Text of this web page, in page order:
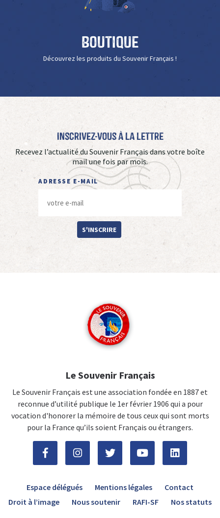
Boutique
Découvrez les produits du Souvenir Français !
Inscrivez-vous à La Lettre
Recevez l’actualité du Souvenir Français dans votre boîte
mail une fois par mois.
ADRESSE E-MAIL
S'INSCRIRE
Le Souvenir Français
Le Souvenir Français est une association fondée en 1887 et
reconnue d’utilité publique le 1er février 1906 qui a pour
vocation d'honorer la mémoire de tous ceux qui sont morts
pour la France qu’ils soient Français ou étrangers.
Espace délégués Mentions légales
Contact
Droit à l’image
Nous soutenir RAFI-SF Nos statuts